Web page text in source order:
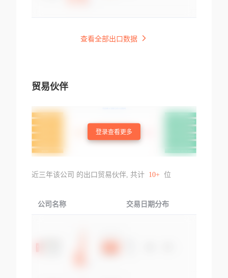
查看全部出口数据
贸易伙伴
登录查看更多
近三年该公司 的出口贸易伙伴, 共计 10+ 位
公司名称 交易日期分布